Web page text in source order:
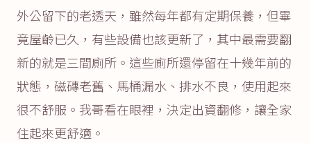
外公留下的老透天，雖然每年都有定期保養，但畢
竟屋齡已久，有些設備也該更新了，其中最需要翻
新的就是三間廁所。這些廁所還停留在十幾年前的
狀態，磁磚老舊、馬桶漏水、排水不良，使用起來
很不舒服。我哥看在眼裡，決定出資翻修，讓全家
住起來更舒適。